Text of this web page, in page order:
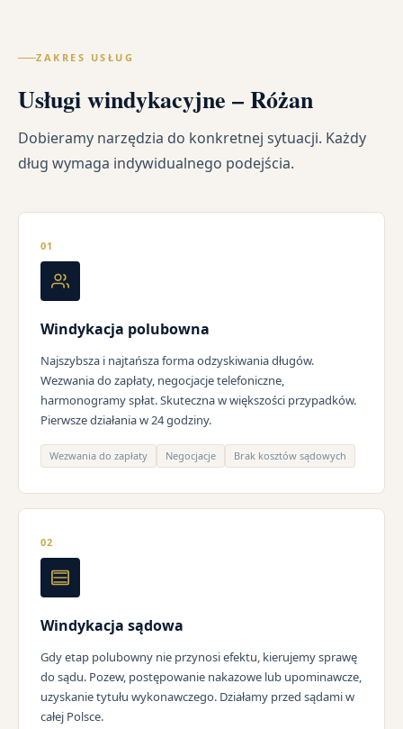
ZAKRES USŁUG
Usługi windykacyjne – Różan
Dobieramy narzędzia do konkretnej sytuacji. Każdy
dług wymaga indywidualnego podejścia.
01
Windykacja polubowna
Najszybsza i najtańsza forma odzyskiwania długów.
Wezwania do zapłaty, negocjacje telefoniczne,
harmonogramy spłat. Skuteczna w większości przypadków.
Pierwsze działania w 24 godziny.
Wezwania do zapłaty Negocjacje Brak kosztów sądowych
02
Windykacja sądowa
Gdy etap polubowny nie przynosi efektu, kierujemy sprawę
do sądu. Pozew, postępowanie nakazowe lub upominawcze,
uzyskanie tytułu wykonawczego. Działamy przed sądami w
całej Polsce.